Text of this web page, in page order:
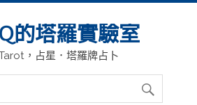
的塔羅實驗室
，占星．塔羅牌占卜